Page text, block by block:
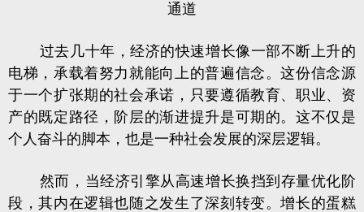
通道
过去几十年，经济的快速增长像一部不断上升的
电梯，承载着努力就能向上的普遍信念。这份信念源
于一个扩张期的社会承诺，只要遵循教育、职业、资
产的既定路径，阶层的渐进提升是可期的。这不仅是
个人奋斗的脚本，也是一种社会发展的深层逻辑。
然而，当经济引擎从高速增长换挡到存量优化阶
段，其内在逻辑也随之发生了深刻转变。增长的蛋糕